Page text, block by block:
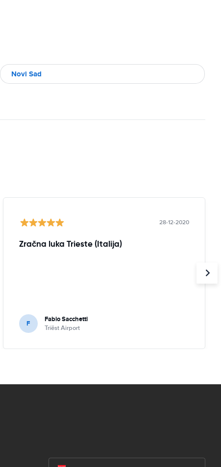
Novi Sad
28-12-2020
Zračna luka Trieste (Italija)
F Fabio Sacchetti
Triëst Airport